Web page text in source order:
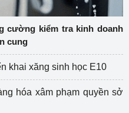
cường kiểm tra kinh doanh
cung
khai xăng sinh học E10
hóa xâm phạm quyền sở